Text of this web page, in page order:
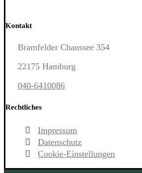
Kontakt
Bramfelder Chaussee 354
22175 Hamburg
040-6410086
Rechtliches
Impressum
Datenschutz
Cookie-Einstellungen